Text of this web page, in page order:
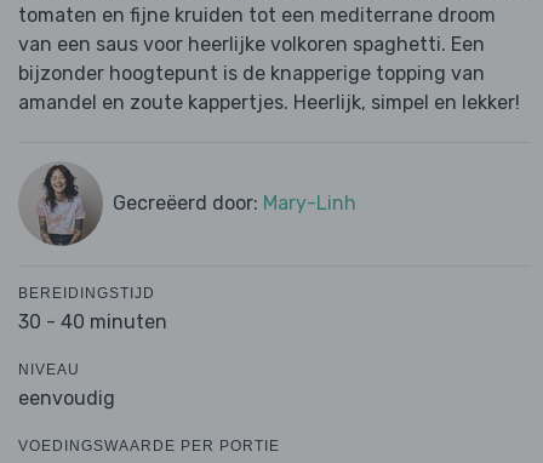
tomaten en fijne kruiden tot een mediterrane droom
van een saus voor heerlijke volkoren spaghetti. Een
bijzonder hoogtepunt is de knapperige topping van
amandel en zoute kappertjes. Heerlijk, simpel en lekker!
Gecreëerd door: Mary-Linh
BEREIDINGSTIJD
30 - 40 minuten
NIVEAU
eenvoudig
VOEDINGSWAARDE PER PORTIE